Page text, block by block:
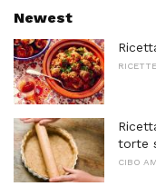
Newest
torte
CIBO